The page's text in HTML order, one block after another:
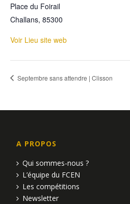
Place du Foirail
Challans, 85300
Voir Lieu site web
Septembre sans attendre | Clisson
A PROPOS
Qui sommes-nous ?
L’équipe du FCEN
Les compétitions
Newsletter